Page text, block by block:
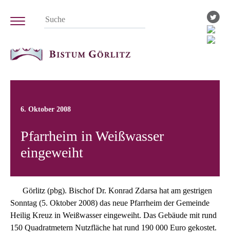
6. Oktober 2008
Pfarrheim in Weißwasser
eingeweiht
Görlitz (pbg). Bischof Dr. Konrad Zdarsa hat am gestrigen
Sonntag (5. Oktober 2008) das neue Pfarrheim der Gemeinde
Heilig Kreuz in Weißwasser eingeweiht. Das Gebäude mit rund
150 Quadratmetern Nutzfläche hat rund 190 000 Euro gekostet.